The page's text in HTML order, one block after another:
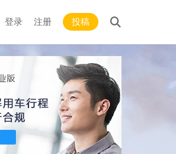
登录 注册 投稿